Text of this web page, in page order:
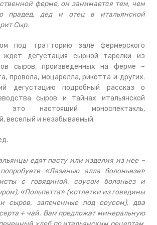
ферме, он занимается тем, чем
прадед, дед и отец в итальянской
Сыр.
под тратторию зале фермерского
ждет дегустация сырной тарелки из
сыров, произведенных на ферме –
провола, моцарелла, рикотта и других.
дегустацию подробный рассказ о
сыров и тайнах итальянской
это настоящий моноспектакль,
веселый и незабываемый.
едят пасту или изделия из нее –
«Лазанью алла болоньезе»
с говядиной, соусом болоньез и
«Польпетта» (котлетки из говядины
сыров, запеченные под соусом), два
+ чай. Вам предложат минеральную